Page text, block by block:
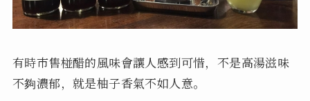
有時市售椪醋的風味會讓人感到可惜，不是高湯滋味
不夠濃郁，就是柚子香氣不如人意。